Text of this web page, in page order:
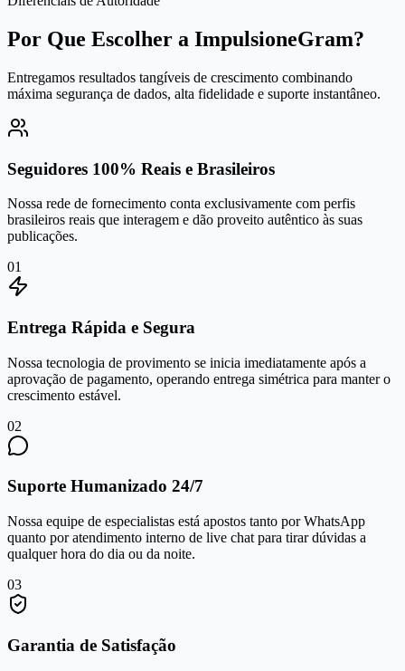
Por Que Escolher a ImpulsioneGram?
Entregamos resultados tangíveis de crescimento combinando
máxima segurança de dados, alta fidelidade e suporte instantâneo.
Seguidores 100% Reais e Brasileiros
Nossa rede de fornecimento conta exclusivamente com perfis
brasileiros reais que interagem e dão proveito autêntico às suas
publicações.
01
Entrega Rápida e Segura
Nossa tecnologia de provimento se inicia imediatamente após a
aprovação de pagamento, operando entrega simétrica para manter o
crescimento estável.
02
Suporte Humanizado 24/7
Nossa equipe de especialistas está apostos tanto por WhatsApp
quanto por atendimento interno de live chat para tirar dúvidas a
qualquer hora do dia ou da noite.
03
Garantia de Satisfação